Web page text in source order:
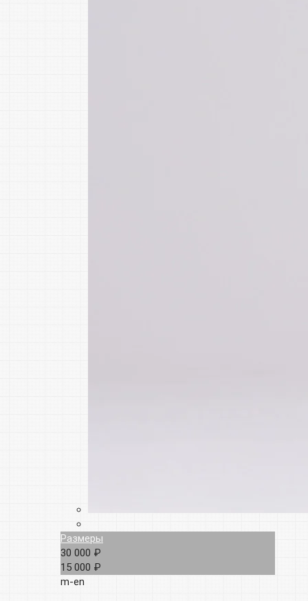
Размеры
30 000 ₽
15 000 ₽
m-en